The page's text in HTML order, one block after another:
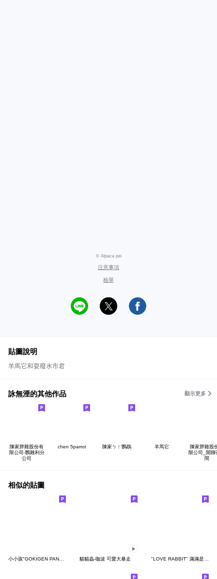
© Alpaca pei
注意事項
檢舉
貼圖說明
羊馬它和耍廢水市君
詠無湮的其他作品 顯示更多
陳家胖雞股份有
限公司-鸚雞利分
公司
chen 5parrot 陳家ㄅㄚ鸚鵡 羊馬它
陳家胖雞股
限公司_閒聊
間
相似的貼圖
小小孩"GOKIGEN PANDA" 台灣版 貓貓蟲-咖波 可愛大暴走 "LOVE RABBIT" 滿滿是愛 台灣版